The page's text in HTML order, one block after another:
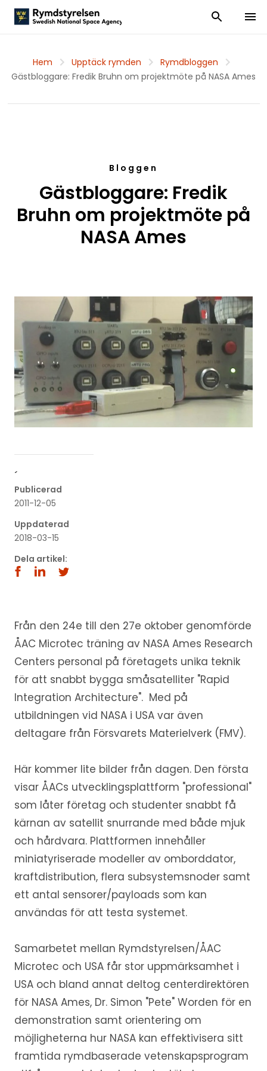
Visa och dölj
Visa
Hem Upptäck rymden
Rymdbloggen
Gästbloggare: Fredik Bruhn om projektmöte på NASA Ames
Bloggen
Gästbloggare: Fredik
Bruhn om projektmöte på
NASA Ames
´
Publicerad
2011-12-05
Uppdaterad
2018-03-15
Dela artikel:
Från den 24e till den 27e oktober genomförde
ÅAC Microtec träning av NASA Ames Research
Centers personal på företagets unika teknik
för att snabbt bygga småsatelliter "Rapid
Integration Architecture". Med på
utbildningen vid NASA i USA var även
deltagare från Försvarets Materielverk (FMV).
Här kommer lite bilder från dagen. Den första
visar ÅACs utvecklingsplattform "professional"
som låter företag och studenter snabbt få
kärnan av satellit snurrande med både mjuk
och hårdvara. Plattformen innehåller
miniatyriserade modeller av omborddator,
kraftdistribution, flera subsystemsnoder samt
ett antal sensorer/payloads som kan
användas för att testa systemet.
Samarbetet mellan Rymdstyrelsen/ÅAC
Microtec och USA får stor uppmärksamhet i
USA och bland annat deltog centerdirektören
för NASA Ames, Dr. Simon "Pete" Worden för en
demonstration samt orientering om
möjligheterna hur NASA kan effektivisera sitt
framtida rymdbaserade vetenskapsprogram